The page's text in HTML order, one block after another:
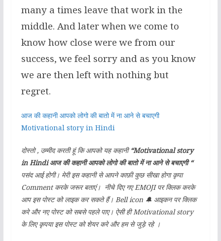
many a times leave that work in the
middle. And later when we come to
know how close were we from our
success, we feel sorry and as you know
we are then left with nothing but
regret.
आज की कहानी आपको लोगो की बातो में ना आने से बचाएगी
Motivational story in Hindi
दोस्तो , उम्मीद करती हूं कि आपको यह कहानी“Motivational story
in Hindi आज की कहानी आपको लोगो की बातो में ना आने से बचाएगी “
पसंद आई होगी। मेरी इस कहानी से आपने काफ़ी कुछ सीखा होगा कृपा
Comment करके जरूर बताएं। नीचे दिए गए EMOJI पर क्लिक करके
आप इस पोस्ट को लाइक कर सकते हैं। Bell icon 🔔 आइकन पर क्लिक
करे और नए पोस्ट को सबसे पहले पाए। ऐसी ही Motivational story
के लिए कृपया इस पोस्ट को शेयर करे और हम से जुड़े रहे ।